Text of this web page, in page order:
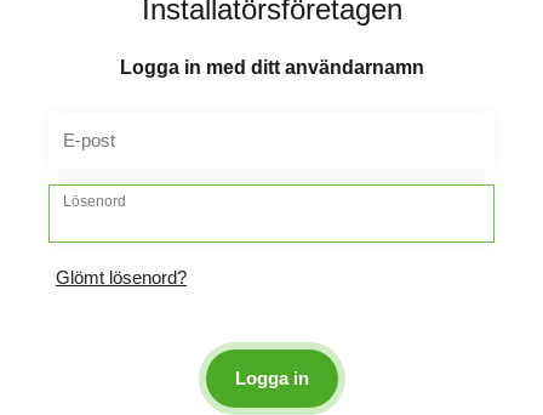
Installatörsföretagen
Logga in med ditt användarnamn
E-post
Lösenord
Glömt lösenord?